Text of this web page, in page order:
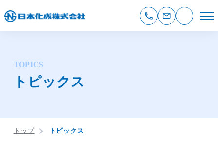
TOPICS
トピックス
トップ トピックス